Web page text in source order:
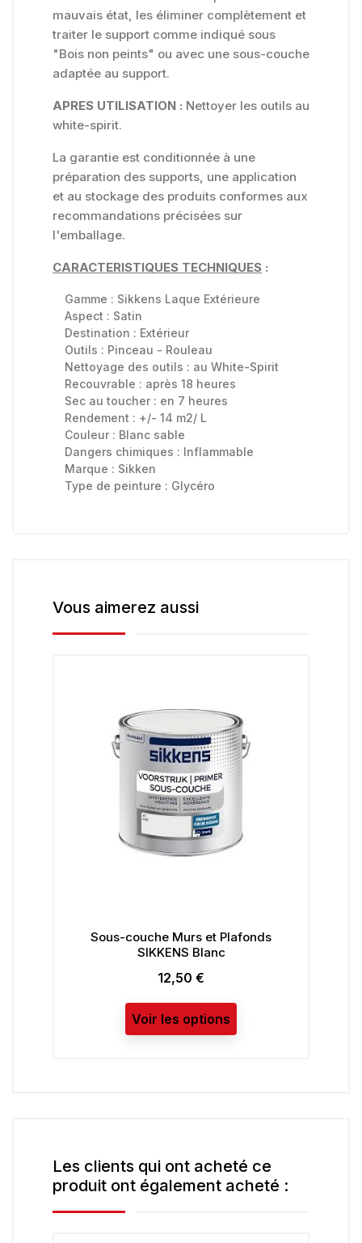
mauvais état, les éliminer complètement et
traiter le support comme indiqué sous
"Bois non peints" ou avec une sous-couche
adaptée au support.
APRES UTILISATION : Nettoyer les outils au
white-spirit.
La garantie est conditionnée à une
préparation des supports, une application
et au stockage des produits conformes aux
recommandations précisées sur
l'emballage.
CARACTERISTIQUES TECHNIQUES :
Gamme : Sikkens Laque Extérieure
Aspect : Satin
Destination : Extérieur
Outils : Pinceau - Rouleau
Nettoyage des outils : au White-Spirit
Recouvrable : après 18 heures
Sec au toucher : en 7 heures
Rendement : +/- 14 m2/ L
Couleur : Blanc sable
Dangers chimiques : Inflammable
Marque : Sikken
Type de peinture : Glycéro
Vous aimerez aussi
Sous-couche Murs et Plafonds
SIKKENS Blanc
Prix
12,50 €
Voir les options
Les clients qui ont acheté ce
produit ont également acheté :